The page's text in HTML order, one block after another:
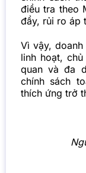
điều tra theo
đẩy, rủi ro áp
Vì vậy,
linh hoạt,
quan và đa
chính sách
thích ứng trở